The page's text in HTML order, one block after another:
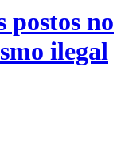
postos no
ilegal